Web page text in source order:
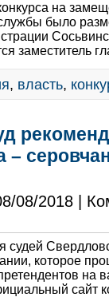
на
было
заместитель
, власть,
–
08/2018 |
судей
которое
на
сайт